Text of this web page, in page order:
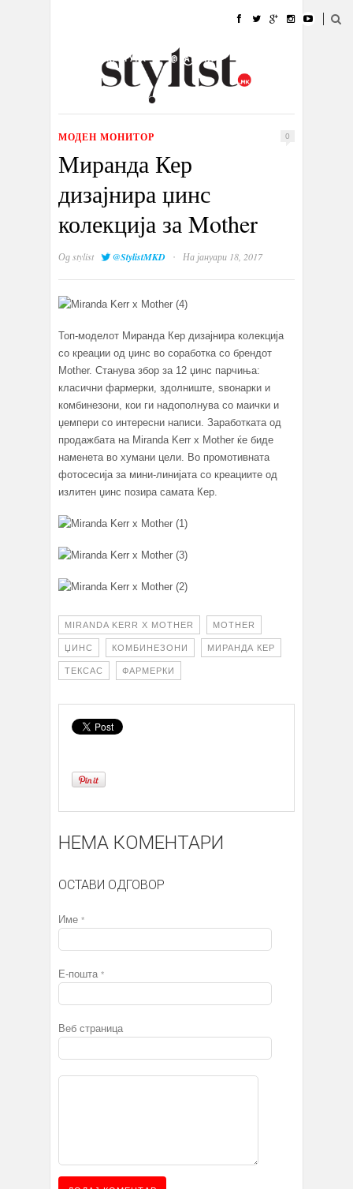
УБАВИНА
КУЛТУРА @РАБОТА
ИЗЛОГ
МОДЕН МОНИТОР 0
Миранда Кер
дизајнира џинс
колекција за Mother
Одstylist @StylistMKD · На јануари 18, 2017
Топ-моделот Миранда Кер дизајнира колекција
со креации од џинс во соработка со брендот
Mother. Станува збор за 12 џинс парчиња:
класични фармерки, здолниште, ѕвонарки и
комбинезони, кои ги надополнува со маички и
џемпери со интересни написи. Заработката од
продажбата на Miranda Kerr x Mother ќе биде
наменета во хумани цели. Во промотивната
фотосесија за мини-линијата со креациите од
излитен џинс позира самата Кер.
MIRANDA KERR X MOTHER MOTHER
ЏИНС КОМБИНЕЗОНИ МИРАНДА КЕР
ТЕКСАС ФАРМЕРКИ
НЕМА КОМЕНТАРИ
ОСТАВИ ОДГОВОР
Име *
Е-пошта *
Веб страница